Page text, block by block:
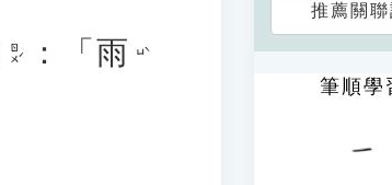
ㄖㄨˊ ：「雨 ㄩˋ
推薦關聯
筆順學